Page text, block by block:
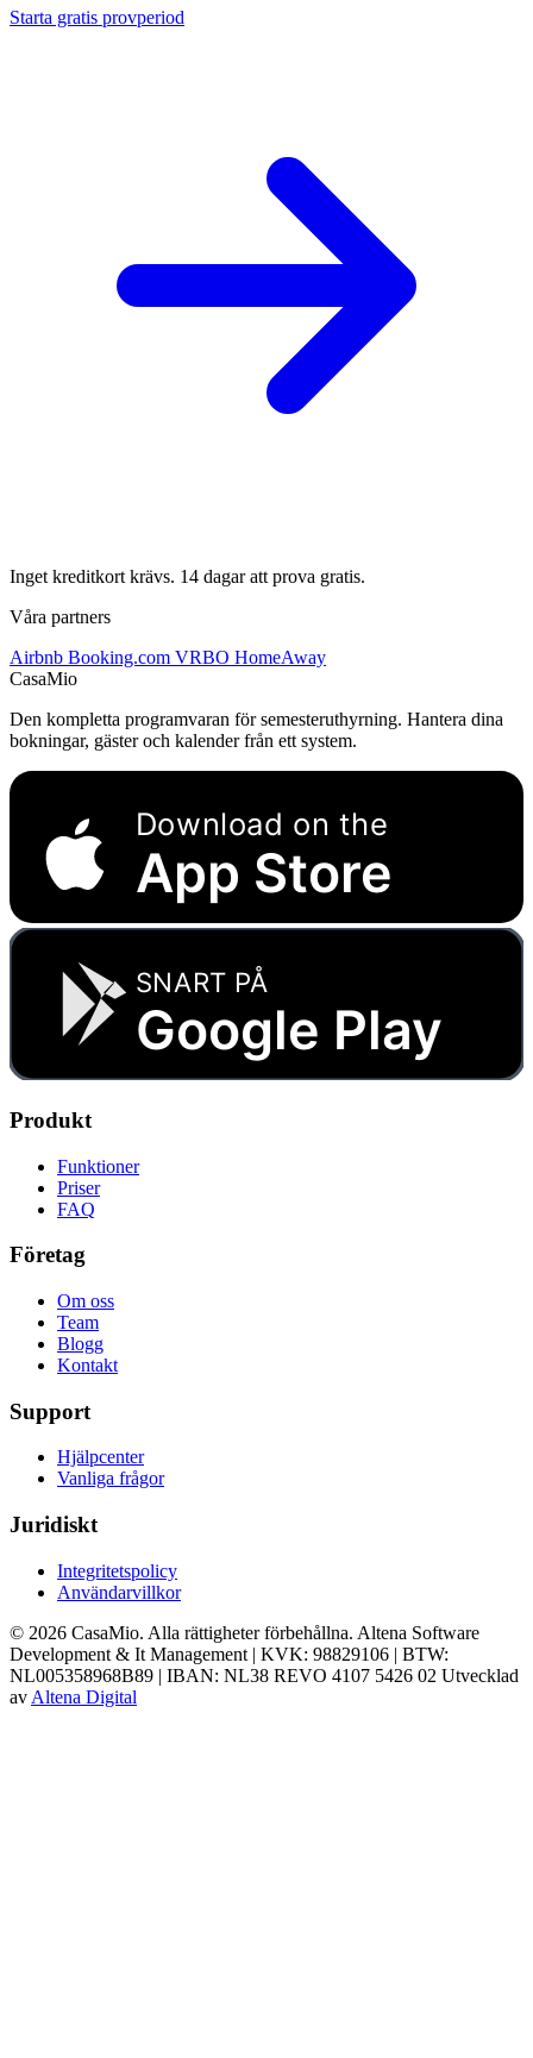
Starta gratis provperiod
Inget kreditkort krävs. 14 dagar att prova gratis.
Våra partners
Airbnb Booking.com VRBO HomeAway
CasaMio
Den kompletta programvaran för semesteruthyrning. Hantera dina
bokningar, gäster och kalender från ett system.
Download on the
App Store
SNART PÅ
Google Play
Produkt
Funktioner
Priser
FAQ
Företag
Om oss
Team
Blogg
Kontakt
Support
Hjälpcenter
Vanliga frågor
Juridiskt
Integritetspolicy
Användarvillkor
© 2026 CasaMio. Alla rättigheter förbehållna. Altena Software
Development & It Management | KVK: 98829106 | BTW:
NL005358968B89 | IBAN: NL38 REVO 4107 5426 02 Utvecklad
av Altena Digital